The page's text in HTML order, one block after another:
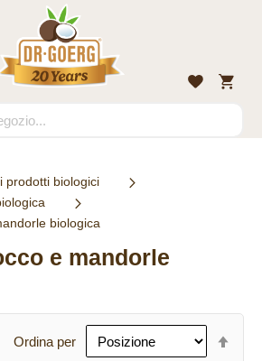
Lista
prodotti biologici
biologica
e mandorle
Ordina per